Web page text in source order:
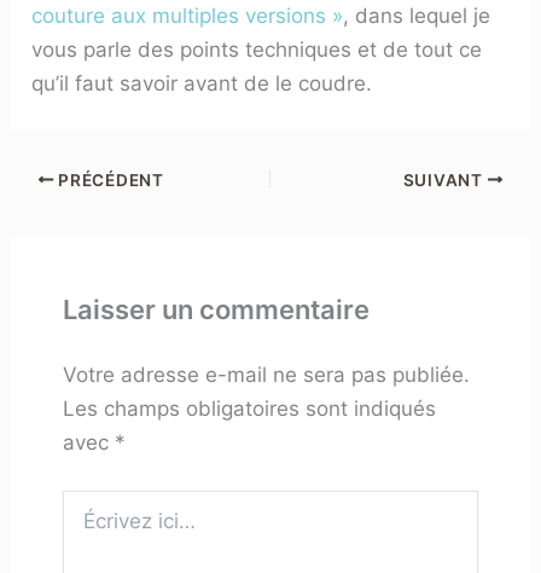
couture aux multiples versions », dans lequel je
vous parle des points techniques et de tout ce
qu’il faut savoir avant de le coudre.
PRÉCÉDENT SUIVANT
Laisser un commentaire
Votre adresse e-mail ne sera pas publiée.
Les champs obligatoires sont indiqués
avec *
ici…